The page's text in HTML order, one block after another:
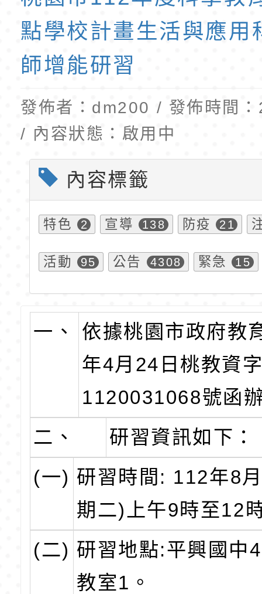
公告(尚有缺額)
點學校計畫生活與應用
師增能研習
發佈者：dm200 / 發佈時間
/ 內容狀態：啟用中
內容標籤
特色 2 宣導 138 防疫 21
活動 95 公告 4308 緊急 15
一、
依據桃園市政府教
年4月24日桃教資
1120031068號函
二、
研習資訊如下：
(一) 研習時間: 112年8
期二)上午9時至12
(二) 研習地點:平興國中
教室1。